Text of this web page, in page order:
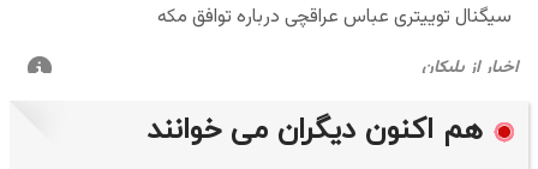
هم اکنون دیگران می خوانند